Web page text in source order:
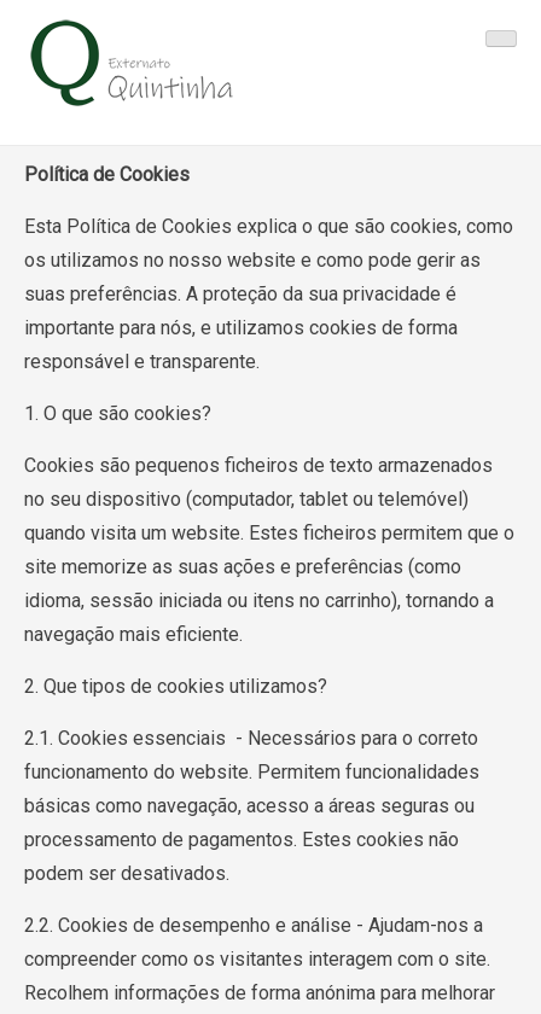
content
Política de Cookies
Esta Política de Cookies explica o que são cookies, como
os utilizamos no nosso website e como pode gerir as
suas preferências. A proteção da sua privacidade é
importante para nós, e utilizamos cookies de forma
responsável e transparente.
1. O que são cookies?
Cookies são pequenos ficheiros de texto armazenados
no seu dispositivo (computador, tablet ou telemóvel)
quando visita um website. Estes ficheiros permitem que o
site memorize as suas ações e preferências (como
idioma, sessão iniciada ou itens no carrinho), tornando a
navegação mais eficiente.
2. Que tipos de cookies utilizamos?
2.1. Cookies essenciais - Necessários para o correto
funcionamento do website. Permitem funcionalidades
básicas como navegação, acesso a áreas seguras ou
processamento de pagamentos. Estes cookies não
podem ser desativados.
2.2. Cookies de desempenho e análise - Ajudam-nos a
compreender como os visitantes interagem com o site.
Recolhem informações de forma anónima para melhorar